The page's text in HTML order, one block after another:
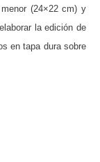
(24×22 cm) y
la edición de
en tapa dura sobre